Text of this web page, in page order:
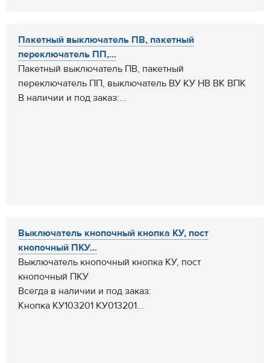
Пакетный выключатель ПВ, пакетный
переключатель ПП,...
Пакетный выключатель ПВ, пакетный
переключатель ПП, выключатель ВУ КУ НВ ВК ВПК
В наличии и под заказ:...
Выключатель кнопочный кнопка КУ, пост
кнопочный ПКУ...
Выключатель кнопочный кнопка КУ, пост
кнопочный ПКУ
Всегда в наличии и под заказ:
Кнопка КУ103201 КУ013201...